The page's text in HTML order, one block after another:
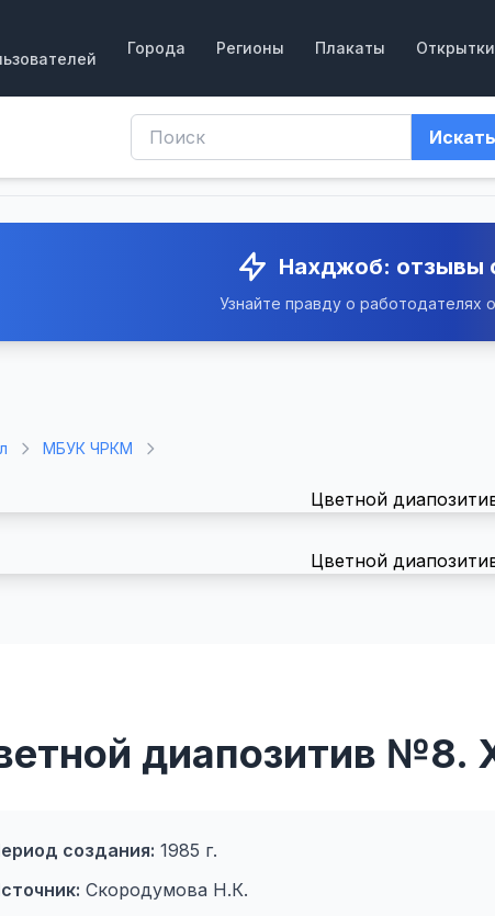
Города Регионы Плакаты Открытки
Искать
Нахджоб: отзывы
Узнайте правду о работодателях
МБУК ЧРКМ
диапозитив №8.
создания: 1985 г.
Скородумова Н.К.